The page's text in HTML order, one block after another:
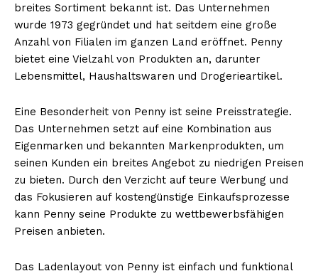
breites Sortiment bekannt ist. Das Unternehmen
wurde 1973 gegründet und hat seitdem eine große
Anzahl von Filialen im ganzen Land eröffnet. Penny
bietet eine Vielzahl von Produkten an, darunter
Lebensmittel, Haushaltswaren und Drogerieartikel.
Eine Besonderheit von Penny ist seine Preisstrategie.
Das Unternehmen setzt auf eine Kombination aus
Eigenmarken und bekannten Markenprodukten, um
seinen Kunden ein breites Angebot zu niedrigen Preisen
zu bieten. Durch den Verzicht auf teure Werbung und
das Fokusieren auf kostengünstige Einkaufsprozesse
kann Penny seine Produkte zu wettbewerbsfähigen
Preisen anbieten.
Das Ladenlayout von Penny ist einfach und funktional